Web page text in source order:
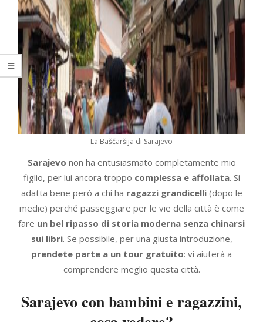
La Baščaršija di Sarajevo
Sarajevo non ha entusiasmato completamente mio
figlio, per lui ancora troppo complessa e affollata. Si
adatta bene però a chi ha ragazzi grandicelli(dopo le
medie) perché passeggiare per le vie della città è come
fare un bel ripasso di storia moderna senza chinarsi
sui libri. Se possibile, per una giusta introduzione,
prendete parte a un tour gratuito: vi aiuterà a
comprendere meglio questa città.
Sarajevo con bambini e ragazzini,